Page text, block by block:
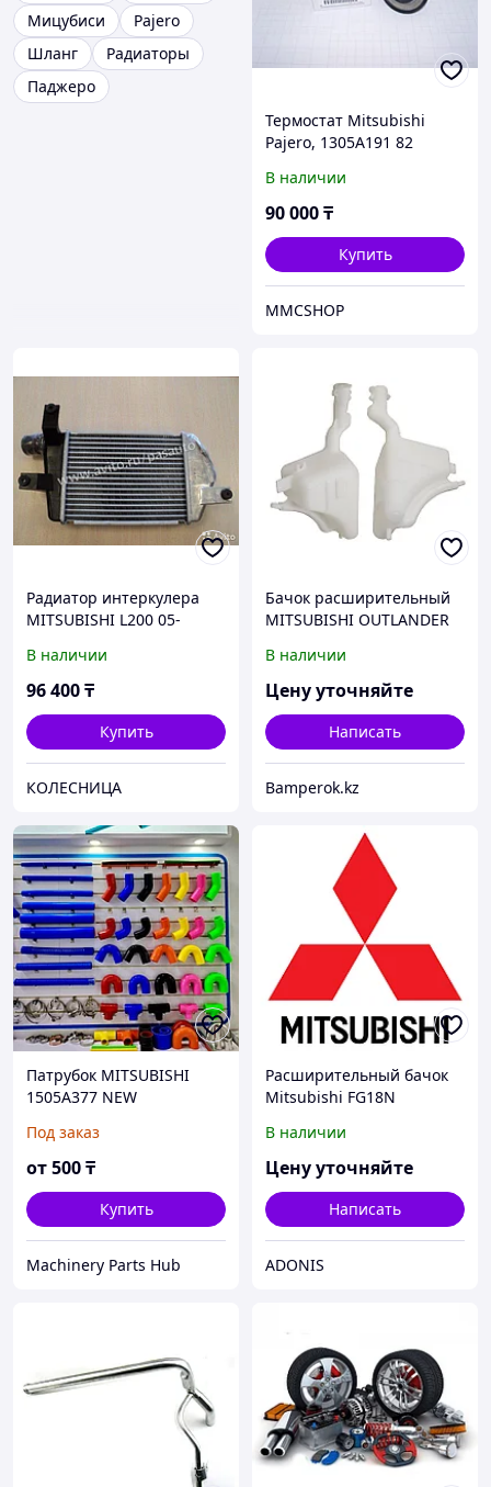
Мицубиси
Pajero
Шланг
Радиаторы
Паджеро
Термостат Mitsubishi
Pajero, 1305A191 82
В наличии
90 000₸
Купить
MMCSHOP
Радиатор интеркулера
MITSUBISHI L200 05-
08-
В наличии
96 400₸
Купить
КОЛЕСНИЦА
Бачок расширительный
MITSUBISHI OUTLANDER
В наличии
Цену уточняйте
Написать
Bamperok.kz
Патрубок MITSUBISHI
1505A377 NEW
Под заказ
от500₸
Купить
Machinery Parts Hub
Расширительный бачок
Mitsubishi FG18N
В наличии
Цену уточняйте
Написать
ADONIS